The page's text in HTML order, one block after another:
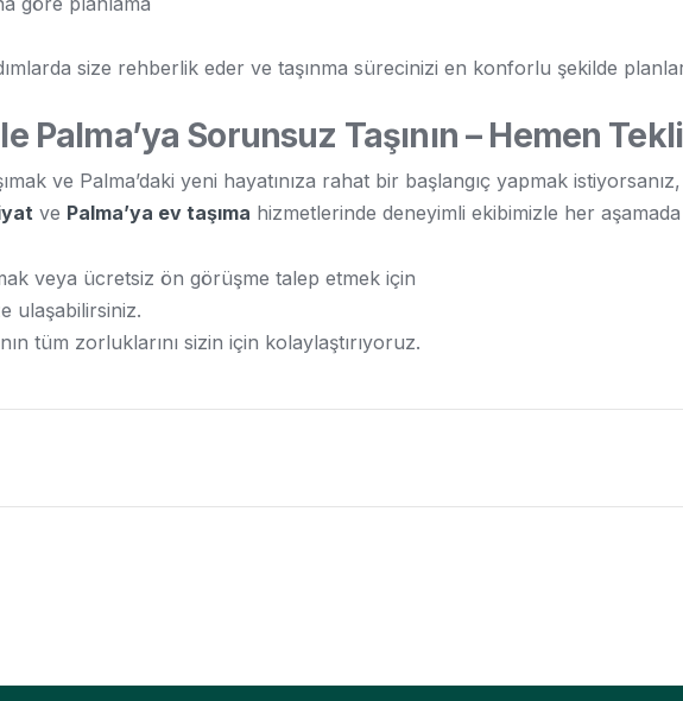
size rehberlik eder ve taşınma sürecinizi en konforlu şekilde
Palma’ya Sorunsuz Taşının – Hemen
ve Palma’daki yeni hayatınıza rahat bir başlangıç yapmak
ve Palma’ya ev taşıma hizmetlerinde deneyimli ekibimizle her
veya ücretsiz ön görüşme talep etmek için
ulaşabilirsiniz.
tüm zorluklarını sizin için kolaylaştırıyoruz.